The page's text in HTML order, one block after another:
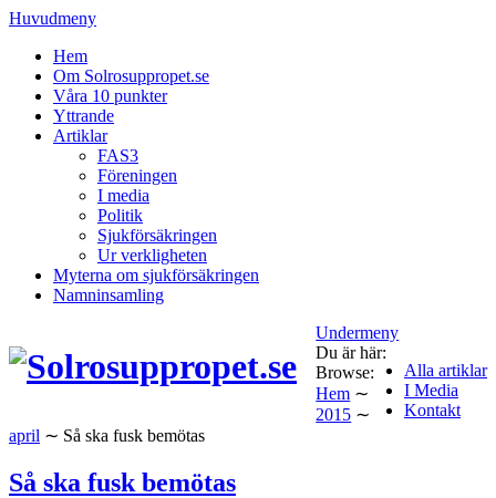
Huvudmeny
Hem
Om Solrosuppropet.se
Våra 10 punkter
Yttrande
Artiklar
FAS3
Föreningen
I media
Politik
Sjukförsäkringen
Ur verkligheten
Myterna om sjukförsäkringen
Namninsamling
Undermeny
Alla artiklar
I Media
Kontakt
Du är här:
Browse:
Hem ∼
2015 ∼
april ∼ Så ska fusk bemötas
Så ska fusk bemötas